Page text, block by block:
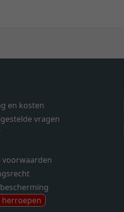
en kosten
vragen
voorwaarden
herroepen